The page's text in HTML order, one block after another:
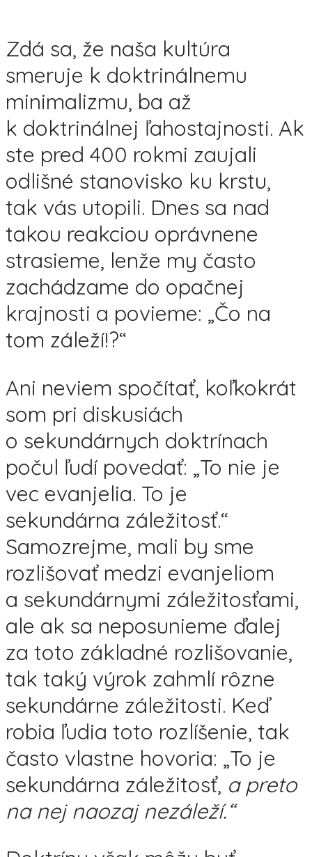
Zdá sa, že naša kultúra
smeruje k doktrinálnemu
minimalizmu, ba až
k doktrinálnej ľahostajnosti. Ak
ste pred 400 rokmi zaujali
odlišné stanovisko ku krstu,
tak vás utopili. Dnes sa nad
takou reakciou oprávnene
strasieme, lenže my často
zachádzame do opačnej
krajnosti a povieme: „Čo na
tom záleží!?“
Ani neviem spočítať, koľkokrát
som pri diskusiách
o sekundárnych doktrínach
počul ľudí povedať: „To nie je
vec evanjelia. To je
sekundárna záležitosť.“
Samozrejme, mali by sme
rozlišovať medzi evanjeliom
a sekundárnymi záležitosťami,
ale ak sa neposunieme ďalej
za toto základné rozlišovanie,
tak taký výrok zahmlí rôzne
sekundárne záležitosti. Keď
robia ľudia toto rozlíšenie, tak
často vlastne hovoria: „To je
sekundárna záležitosť, a preto
na nej naozaj nezáleží.“